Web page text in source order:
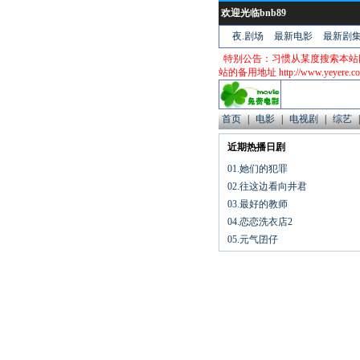
欢迎光临bnb89
夜.剧场 最新电影 最新剧
特别公告：习惯从某度搜索本
站的备用地址 http://
首页 | 电影 | 电视剧 | 综艺 |
近期热播日剧
01.她们的犯罪
02.往这边看向井君
03.最好的教师
04.恋恋洗衣店2
05.元气囝仔